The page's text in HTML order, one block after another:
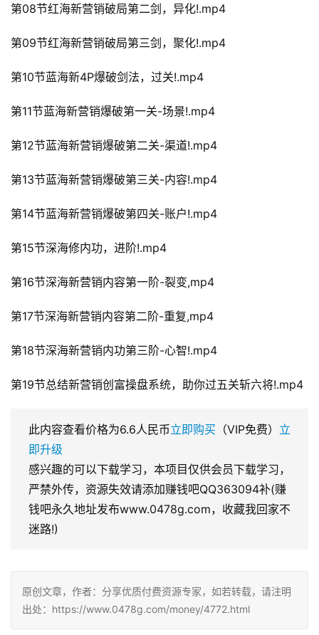
第08节红海新营销破局第二剑，异化!.mp4
第09节红海新营销破局第三剑，聚化!.mp4
第10节蓝海新4P爆破剑法，过关!.mp4
第11节蓝海新营销爆破第一关-场景!.mp4
第12节蓝海新营销爆破第二关-渠道!.mp4
第13节蓝海新营销爆破第三关-内容!.mp4
第14节蓝海新营销爆破第四关-账户!.mp4
第15节深海修内功，进阶!.mp4
第16节深海新营销内容第一阶-裂变,mp4
第17节深海新营销内容第二阶-重复,mp4
第18节深海新营销内功第三阶-心智!.mp4
第19节总结新营销创富操盘系统，助你过五关斩六将!.mp4
此内容查看价格为6.6人民币立即购买 （VIP免费） 立
即升级
感兴趣的可以下载学习，本项目仅供会员下载学习，
严禁外传，资源失效请添加赚钱吧QQ363094补(赚
钱吧永久地址发布www.0478g.com，收藏我回家不
迷路!)
原创文章，作者：分享优质付费资源专家，如若转载，请注明
出处：https://www.0478g.com/money/4772.html